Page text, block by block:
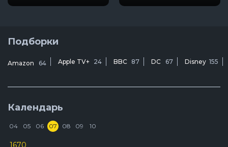
Подборки
Amazon 64 Apple TV+ 24 BBC 87 DC 67 Disney 155
Календарь
04 05 06 07 08 09 10
1670